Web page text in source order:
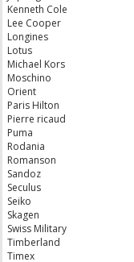
Kenneth Cole
Lee Cooper
Longines
Lotus
Michael Kors
Moschino
Orient
Paris Hilton
Pierre ricaud
Puma
Rodania
Romanson
Sandoz
Seculus
Seiko
Skagen
Swiss Military
Timberland
Timex